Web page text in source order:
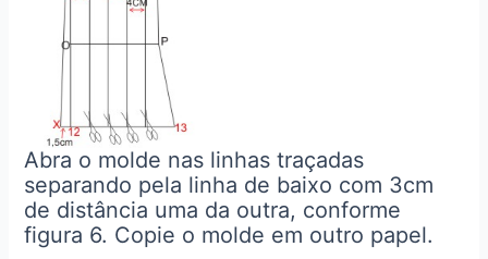
Abra o molde nas linhas traçadas
separando pela linha de baixo com 3cm
de distância uma da outra, conforme
figura 6. Copie o molde em outro papel.